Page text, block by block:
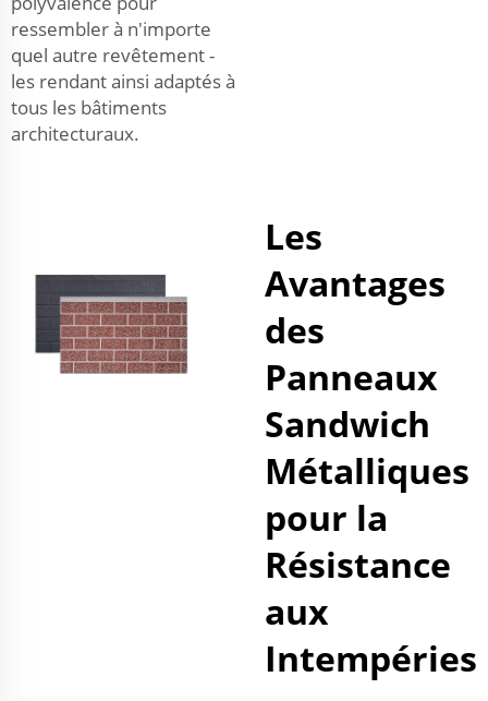
ressembler à n'importe
quel autre revêtement -
les rendant ainsi adaptés à
tous les bâtiments
architecturaux.
Les
Avantages
des
Panneaux
Sandwich
Métalliques
pour la
Résistance
aux
Intempéries